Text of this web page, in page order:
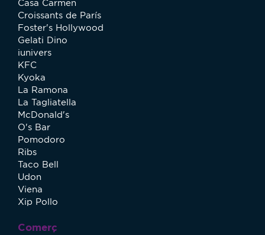
Casa Carmen
Croissants de París
Foster's Hollywood
Gelati Dino
iunivers
KFC
Kyoka
La Ramona
La Tagliatella
McDonald's
O's Bar
Pomodoro
Ribs
Taco Bell
Udon
Viena
Xip Pollo
Comerç